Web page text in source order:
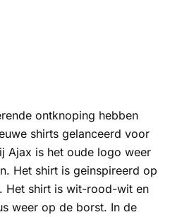
ontknoping hebben
shirts gelanceerd voor
Ajax is het oude logo weer
Het shirt is geinspireerd op
Het shirt is wit-rood-wit en
weer op de borst. In de